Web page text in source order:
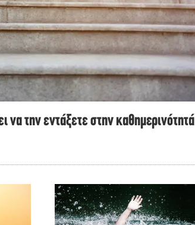
να την εντάξετε στην καθημερινότητά